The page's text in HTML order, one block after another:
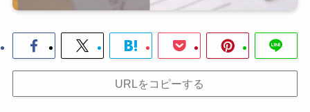
URLをコピーする